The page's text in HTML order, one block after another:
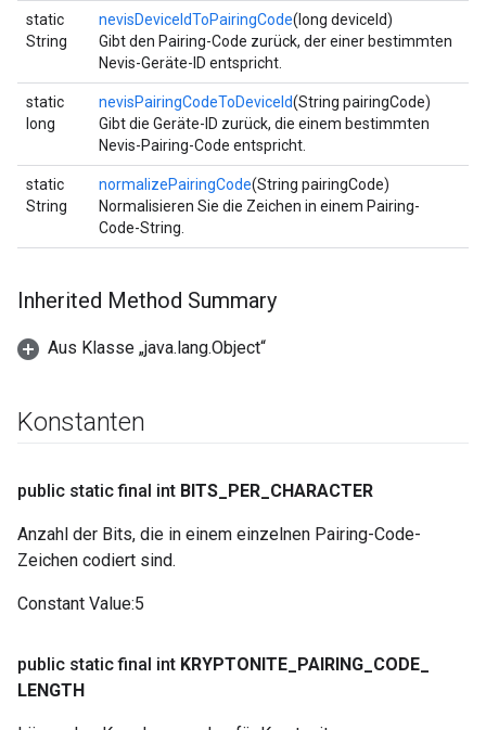
static
String
nevisDeviceIdToPairingCode(long deviceId)
Gibt den Pairing-Code zurück, der einer bestimmten
Nevis-Geräte-ID entspricht.
static
long
nevisPairingCodeToDeviceId(String pairingCode)
Gibt die Geräte-ID zurück, die einem bestimmten
Nevis-Pairing-Code entspricht.
static
String
normalizePairingCode(String pairingCode)
Normalisieren Sie die Zeichen in einem Pairing-
Code-String.
Inherited Method Summary
Aus Klasse „java.lang.Object“
Konstanten
public static final int BITS PER CHARACTER
Anzahl der Bits, die in einem einzelnen Pairing-Code-
Zeichen codiert sind.
Constant Value:5
public static final int KRYPTONITE PAIRING CODE
LENGTH